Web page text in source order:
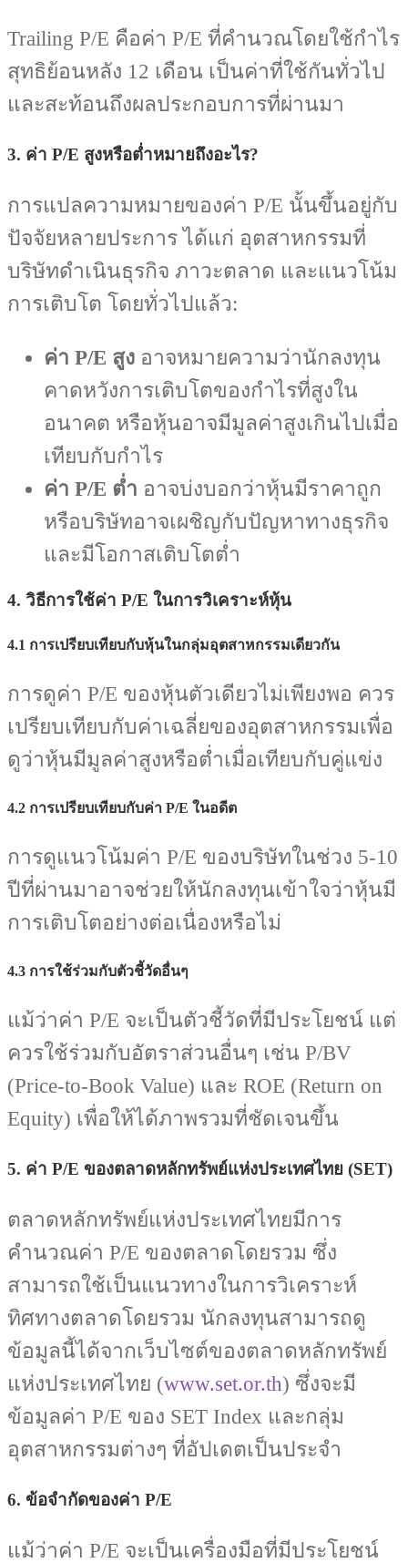
Trailing P/E คือค่า P/E ที่คำนวณโดยใช้กำไร
สุทธิย้อนหลัง 12 เดือน เป็นค่าที่ใช้กันทั่วไป
และสะท้อนถึงผลประกอบการที่ผ่านมา
3. ค่า P/E สูงหรือต่ำหมายถึงอะไร?
การแปลความหมายของค่า P/E นั้นขึ้นอยู่กับ
ปัจจัยหลายประการ ได้แก่ อุตสาหกรรมที่
บริษัทดำเนินธุรกิจ ภาวะตลาด และแนวโน้ม
การเติบโต โดยทั่วไปแล้ว:
ค่า P/E สูง อาจหมายความว่านักลงทุน
คาดหวังการเติบโตของกำไรที่สูงใน
อนาคต หรือหุ้นอาจมีมูลค่าสูงเกินไปเมื่อ
เทียบกับกำไร
ค่า P/E ต่ำ อาจบ่งบอกว่าหุ้นมีราคาถูก
หรือบริษัทอาจเผชิญกับปัญหาทางธุรกิจ
และมีโอกาสเติบโตต่ำ
4. วิธีการใช้ค่า P/E ในการวิเคราะห์หุ้น
4.1 การเปรียบเทียบกับหุ้นในกลุ่มอุตสาหกรรมเดียวกัน
การดูค่า P/E ของหุ้นตัวเดียวไม่เพียงพอ ควร
เปรียบเทียบกับค่าเฉลี่ยของอุตสาหกรรมเพื่อ
ดูว่าหุ้นมีมูลค่าสูงหรือต่ำเมื่อเทียบกับคู่แข่ง
4.2 การเปรียบเทียบกับค่า P/E ในอดีต
การดูแนวโน้มค่า P/E ของบริษัทในช่วง 5-10
ปีที่ผ่านมาอาจช่วยให้นักลงทุนเข้าใจว่าหุ้นมี
การเติบโตอย่างต่อเนื่องหรือไม่
4.3 การใช้ร่วมกับตัวชี้วัดอื่นๆ
แม้ว่าค่า P/E จะเป็นตัวชี้วัดที่มีประโยชน์ แต่
ควรใช้ร่วมกับอัตราส่วนอื่นๆ เช่น P/BV
(Price-to-Book Value) และ ROE (Return on
Equity) เพื่อให้ได้ภาพรวมที่ชัดเจนขึ้น
5. ค่า P/E ของตลาดหลักทรัพย์แห่งประเทศไทย (SET)
ตลาดหลักทรัพย์แห่งประเทศไทยมีการ
คำนวณค่า P/E ของตลาดโดยรวม ซึ่ง
สามารถใช้เป็นแนวทางในการวิเคราะห์
ทิศทางตลาดโดยรวม นักลงทุนสามารถดู
ข้อมูลนี้ได้จากเว็บไซต์ของตลาดหลักทรัพย์
แห่งประเทศไทย (www.set.or.th) ซึ่งจะมี
ข้อมูลค่า P/E ของ SET Index และกลุ่ม
อุตสาหกรรมต่างๆ ที่อัปเดตเป็นประจำ
6. ข้อจำกัดของค่า P/E
แม้ว่าค่า P/E จะเป็นเครื่องมือที่มีประโยชน์